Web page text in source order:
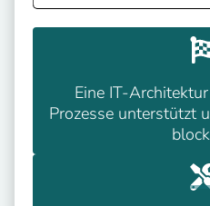
Eine IT-
Prozesse unterstützt